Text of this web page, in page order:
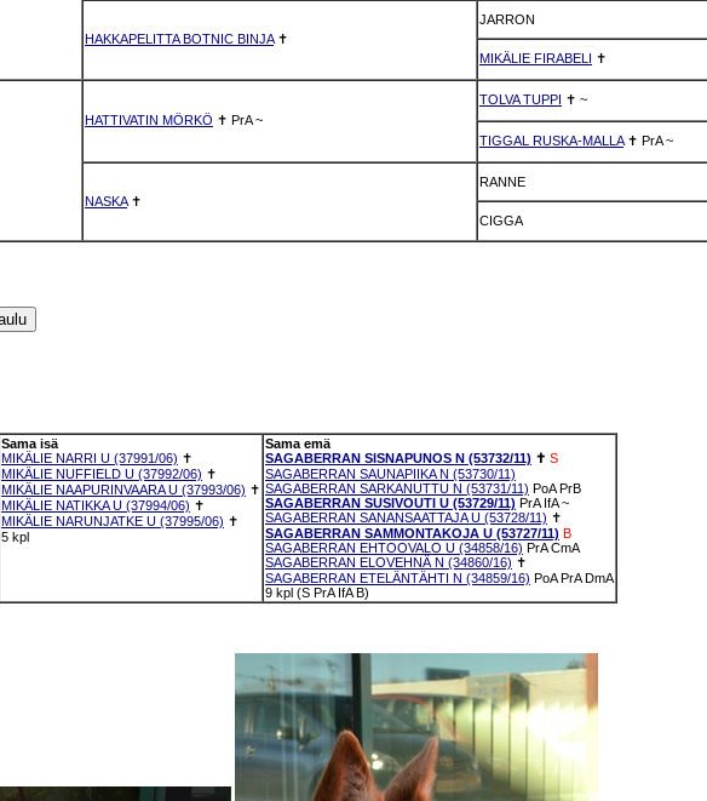
HAKKAPELITTA BOTNIC BINJA✝
JARRON
MIKÄLIE FIRABELI ✝
HATTIVATIN MÖRKÖ ✝ PrA ~
TOLVA TUPPI ✝ ~
TIGGAL RUSKA-MALLA✝ PrA ~
NASKA✝
RANNE
CIGGA
Sama isä
MIKÄLIE NARRI U (37991/06) ✝
MIKÄLIE NUFFIELD U (37992/06) ✝
MIKÄLIE NAAPURINVAARA U (37993/06) ✝
MIKÄLIE NATIKKA U (37994/06) ✝
MIKÄLIE NARUNJATKE U (37995/06) ✝
5 kpl
Sama emä
SAGABERRAN SISNAPUNOS N (53732/11) ✝ S
SAGABERRAN SAUNAPIIKA N (53730/11)
SAGABERRAN SARKANUTTU N (53731/11) PoA PrB
SAGABERRAN SUSIVOUTI U (53729/11) PrA IfA ~
SAGABERRAN SANANSAATTAJA U (53728/11) ✝
SAGABERRAN SAMMONTAKOJA U (53727/11) B
SAGABERRAN EHTOOVALO U (34858/16) PrA CmA
SAGABERRAN ELOVEHNÄ N (34860/16) ✝
SAGABERRAN ETELÄNTÄHTI N (34859/16) PoA PrA DmA
9 kpl (S PrA IfA B)